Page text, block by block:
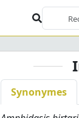
Synonymes